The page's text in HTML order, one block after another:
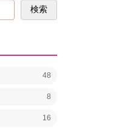
検索
48
8
16